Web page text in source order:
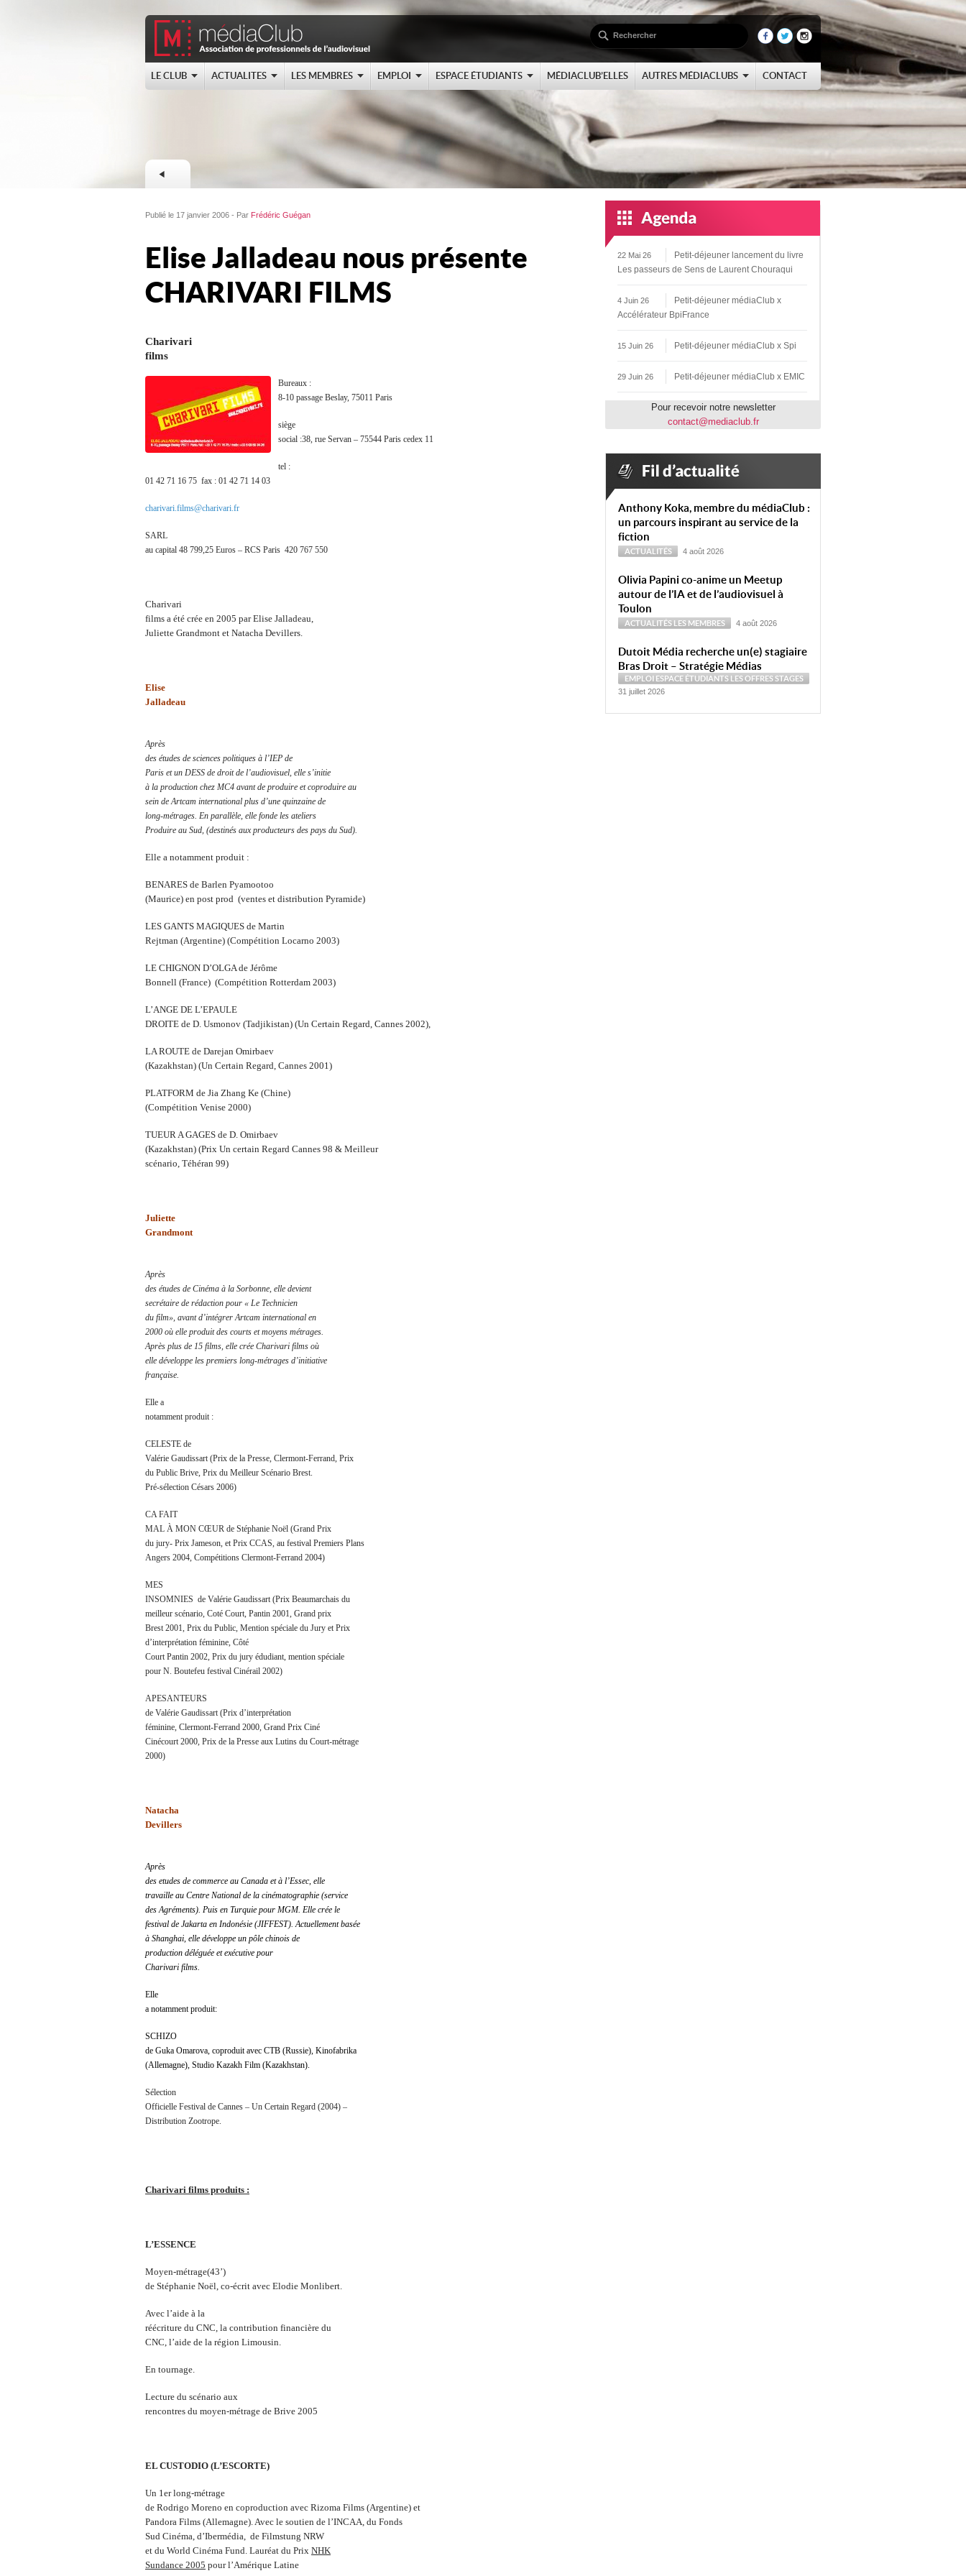
LE CLUB ACTUALITES LES MEMBRES EMPLOI ESPACE ÉTUDIANTS MÉDIACLUB’ELLES AUTRES MÉDIACLUBS CONTACT
Publié le 17 janvier 2006 - Par Frédéric Guégan
Elise Jalladeau nous présente
CHARIVARI FILMS
Charivari
films
Bureaux :
8-10 passage Beslay, 75011 Paris
siège
social :38, rue Servan – 75544 Paris cedex 11
tel :
01 42 71 16 75 fax : 01 42 71 14 03
charivari.films@charivari.fr
SARL
au capital 48 799,25 Euros – RCS Paris 420 767 550
Charivari
films a été crée en 2005 par Elise Jalladeau,
Juliette Grandmont et Natacha Devillers.
Elise
Jalladeau
Après
des études de sciences politiques à l’IEP de
Paris et un DESS de droit de l’audiovisuel, elle s’initie
à la production chez MC4 avant de produire et coproduire au
sein de Artcam international plus d’une quinzaine de
long-métrages. En parallèle, elle fonde les ateliers
Produire au Sud, (destinés aux producteurs des pays du Sud).
Elle a notamment produit :
BENARES de Barlen Pyamootoo
(Maurice) en post prod (ventes et distribution Pyramide)
LES GANTS MAGIQUES de Martin
Rejtman (Argentine) (Compétition Locarno 2003)
LE CHIGNON D’OLGA de Jérôme
Bonnell (France) (Compétition Rotterdam 2003)
L’ANGE DE L’EPAULE
DROITE de D. Usmonov (Tadjikistan) (Un Certain Regard, Cannes 2002),
LA ROUTE de Darejan Omirbaev
(Kazakhstan) (Un Certain Regard, Cannes 2001)
PLATFORM de Jia Zhang Ke (Chine)
(Compétition Venise 2000)
TUEUR A GAGES de D. Omirbaev
(Kazakhstan) (Prix Un certain Regard Cannes 98 & Meilleur
scénario, Téhéran 99)
Juliette
Grandmont
Après
des études de Cinéma à la Sorbonne, elle devient
secrétaire de rédaction pour « Le Technicien
du film», avant d’intégrer Artcam international en
2000 où elle produit des courts et moyens métrages.
Après plus de 15 films, elle crée Charivari films où
elle développe les premiers long-métrages d’initiative
française.
Elle a
notamment produit :
CELESTE de
Valérie Gaudissart (Prix de la Presse, Clermont-Ferrand, Prix
du Public Brive, Prix du Meilleur Scénario Brest.
Pré-sélection Césars 2006)
CA FAIT
MAL À MON CŒUR de Stéphanie Noël (Grand Prix
du jury- Prix Jameson, et Prix CCAS, au festival Premiers Plans
Angers 2004, Compétitions Clermont-Ferrand 2004)
MES
INSOMNIES de Valérie Gaudissart (Prix Beaumarchais du
meilleur scénario, Coté Court, Pantin 2001, Grand prix
Brest 2001, Prix du Public, Mention spéciale du Jury et Prix
d’interprétation féminine, Côté
Court Pantin 2002, Prix du jury édudiant, mention spéciale
pour N. Boutefeu festival Cinérail 2002)
APESANTEURS
de Valérie Gaudissart (Prix d’interprétation
féminine, Clermont-Ferrand 2000, Grand Prix Ciné
Cinécourt 2000, Prix de la Presse aux Lutins du Court-métrage
2000)
Natacha
Devillers
Après
des etudes de commerce au Canada et à l’Essec, elle
travaille au Centre National de la cinématographie (service
des Agréments). Puis en Turquie pour MGM. Elle crée le
festival de Jakarta en Indonésie (JIFFEST). Actuellement basée
à Shanghai, elle développe un pôle chinois de
production déléguée et exécutive pour
Charivari films.
Elle
a notamment produit:
SCHIZO
de Guka Omarova, coproduit avec CTB (Russie), Kinofabrika
(Allemagne), Studio Kazakh Film (Kazakhstan).
Sélection
Officielle Festival de Cannes – Un Certain Regard (2004) –
Distribution Zootrope.
Charivari films produits :
L’ESSENCE
Moyen-métrage(43’)
de Stéphanie Noël, co-écrit avec Elodie Monlibert.
Avec l’aide à la
réécriture du CNC, la contribution financière du
CNC, l’aide de la région Limousin.
En tournage.
Lecture du scénario aux
rencontres du moyen-métrage de Brive 2005
EL CUSTODIO (L’ESCORTE)
Un 1erlong-métrage
de Rodrigo Moreno en coproduction avec Rizoma Films (Argentine) et
Pandora Films (Allemagne). Avec le soutien de l’INCAA, du Fonds
Sud Cinéma, d’Ibermédia, de Filmstung NRW
et du World Cinéma Fund. Lauréat du Prix NHK
Sundance 2005 pour l’Amérique Latine
22 Mai 26
Petit-déjeuner lancement du livre
Les passeurs de Sens de Laurent Chouraqui
4 Juin 26
Petit-déjeuner médiaClub x
Accélérateur BpiFrance
15 Juin 26 Petit-déjeuner médiaClub x Spi
29 Juin 26 Petit-déjeuner médiaClub x EMIC
Pour recevoir notre newsletter
contact@mediaclub.fr
Anthony Koka, membre du médiaClub :
un parcours inspirant au service de la
fiction
ACTUALITÉS 4 août 2026
Olivia Papini co-anime un Meetup
autour de l’IA et de l’audiovisuel à
Toulon
ACTUALITÉS LES MEMBRES 4 août 2026
Dutoit Média recherche un(e) stagiaire
Bras Droit – Stratégie Médias
EMPLOI ESPACE ÉTUDIANTS LES OFFRESSTAGES
31 juillet 2026